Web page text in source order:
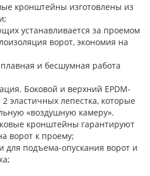
кронштейны изготовлены из
устанавливается за проемом
ворот, экономия на
и бесшумная работа
Боковой и верхний EPDM-
эластичных лепестка, которые
«воздушную камеру».
кронштейны гарантируют
ворот к проему;
для подъема-опускания ворот и
замка;